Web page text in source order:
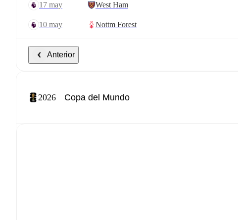
17 may West Ham
10 may Nottm Forest
Anterior
2026